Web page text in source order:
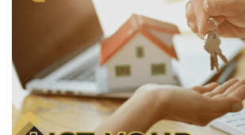
📲 WhatsApp: +66807945904
💬 LINE ID: @cornerstonepattaya
📞 +66 (0)38 411250
info@cornerstone.co.th
🌐www.cornerstone.co.th
Cornerstone Real Estate — Doing
Way. 👍